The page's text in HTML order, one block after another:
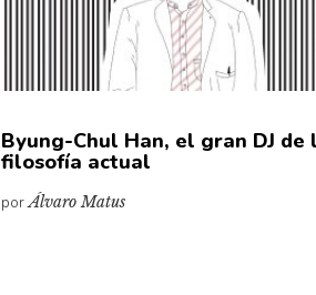
Byung-Chul Han, el gran DJ de
filosofía actual
porÁlvaro Matus